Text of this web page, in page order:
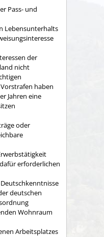
Pass- und
Lebensunterhalts
der
nicht
haben
Jahren eine
oder
erforderlichen
deutschen
Wohnraum
Arbeitsplatzes